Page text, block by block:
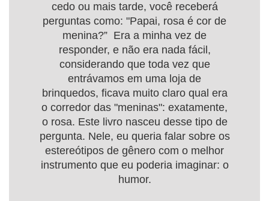
cedo ou mais tarde, você receberá
perguntas como: "Papai, rosa é cor de
menina?” Era a minha vez de
responder, e não era nada fácil,
considerando que toda vez que
entrávamos em uma loja de
brinquedos, ficava muito claro qual era
o corredor das "meninas": exatamente,
o rosa. Este livro nasceu desse tipo de
pergunta. Nele, eu queria falar sobre os
estereótipos de gênero com o melhor
instrumento que eu poderia imaginar: o
humor.